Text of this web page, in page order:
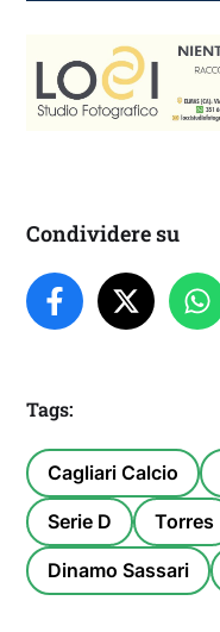
Condividere su
Tags:
Cagliari Calcio
Serie D Torres
Dinamo Sassari